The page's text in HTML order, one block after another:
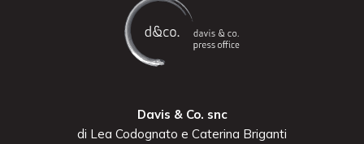
Davis & Co. snc
di Lea Codognato e Caterina Briganti